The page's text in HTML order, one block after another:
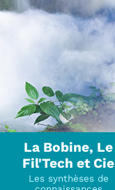
La Bobine, Le
Fil'Tech et Cie